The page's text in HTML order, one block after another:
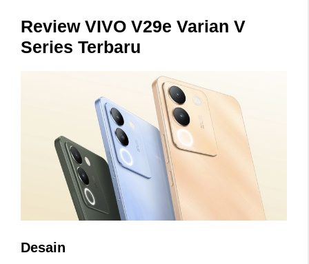
Review VIVO V29e Varian V
Series Terbaru
Desain